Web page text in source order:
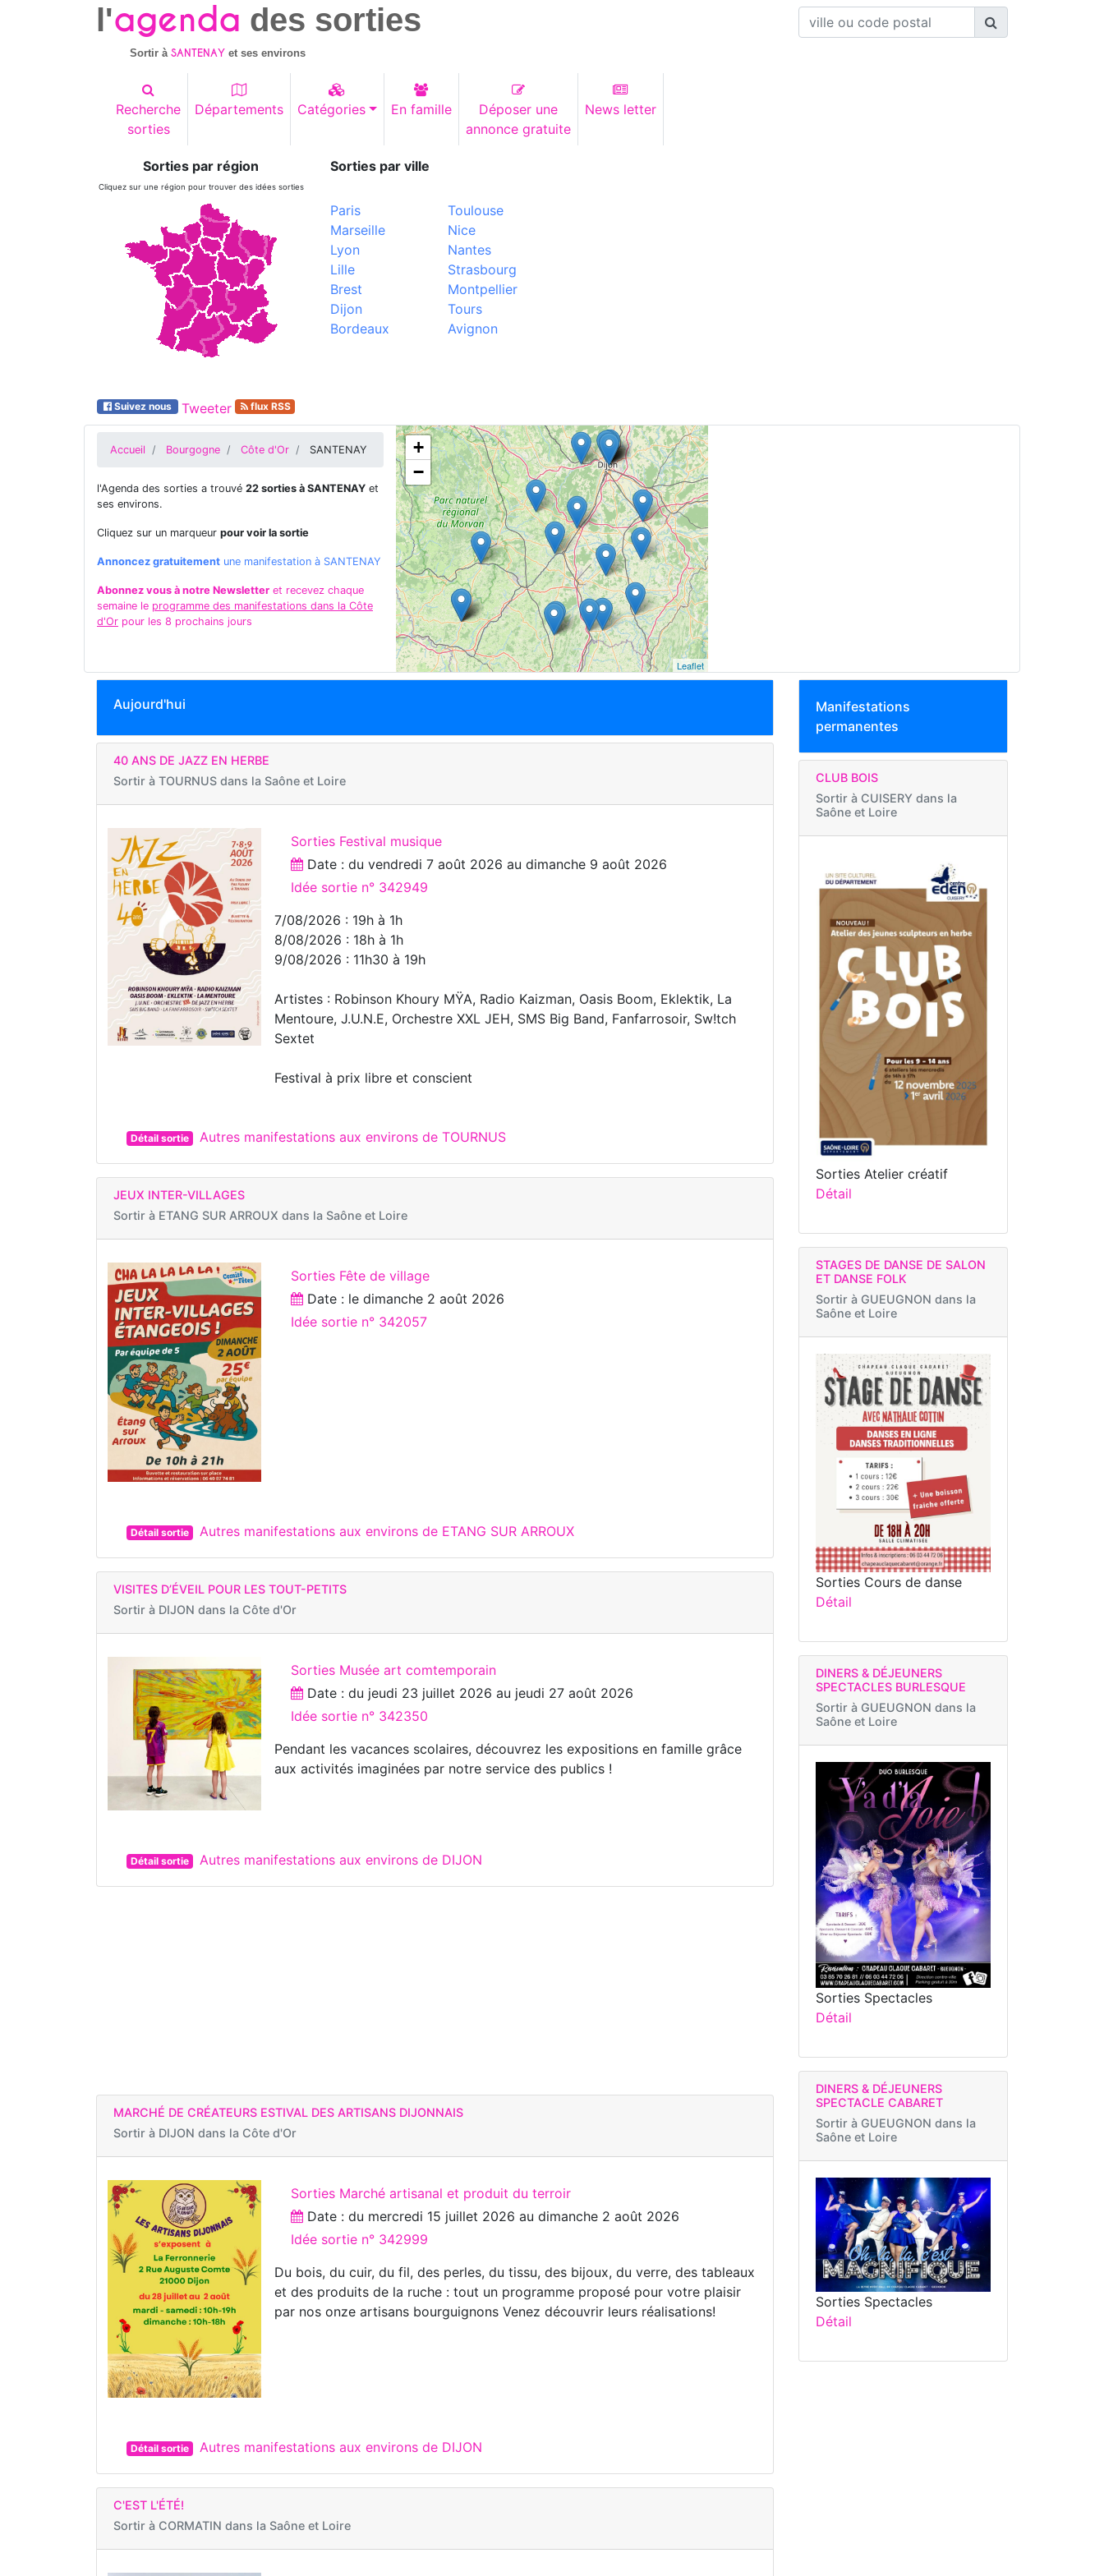
l'agenda des sorties
Sortir àSANTENAY et ses environs
Recherche
sorties
Départements Catégories En famille
Déposer une
annonce gratuite
News letter
Sorties par région
Cliquez sur une région pour trouver des idées sorties
Sorties par ville
Paris
Marseille
Lyon
Lille
Brest
Dijon
Bordeaux
Toulouse
Nice
Nantes
Strasbourg
Montpellier
Tours
Avignon
Suivez nous Tweeter flux RSS
Accueil Bourgogne Côte d'Or SANTENAY
l'Agenda des sorties a trouvé 22 sorties à SANTENAY et
ses environs.
Cliquez sur un marqueur pour voir la sortie
Annoncez gratuitement une manifestation à SANTENAY
Abonnez vous à notre Newsletter et recevez chaque
semaine le programme des manifestations dans la Côte
d'Or pour les 8 prochains jours
+
−
Leaflet
Aujourd'hui
40 ANS DE JAZZ EN HERBE
Sortir à TOURNUS dans la Saône et Loire
Sorties Festival musique
Date : duvendredi 7 août 2026 audimanche 9 août 2026
Idée sortie n° 342949
7/08/2026 : 19h à 1h
8/08/2026 : 18h à 1h
9/08/2026 : 11h30 à 19h
Artistes : Robinson Khoury MŸA, Radio Kaizman, Oasis Boom, Eklektik, La
Mentoure, J.U.N.E, Orchestre XXL JEH, SMS Big Band, Fanfarrosoir, Sw!tch
Sextet
Festival à prix libre et conscient
Détail sortie Autres manifestations aux environs de TOURNUS
JEUX INTER-VILLAGES
Sortir à ETANG SUR ARROUX dans la Saône et Loire
Sorties Fête de village
Date : ledimanche 2 août 2026
Idée sortie n° 342057
Détail sortie Autres manifestations aux environs de ETANG SUR ARROUX
VISITES D’ÉVEIL POUR LES TOUT-PETITS
Sortir à DIJON dans la Côte d'Or
Sorties Musée art comtemporain
Date : du jeudi 23 juillet 2026 au jeudi 27 août 2026
Idée sortie n° 342350
Pendant les vacances scolaires, découvrez les expositions en famille grâce
aux activités imaginées par notre service des publics !
Détail sortie Autres manifestations aux environs de DIJON
MARCHÉ DE CRÉATEURS ESTIVAL DES ARTISANS DIJONNAIS
Sortir à DIJON dans la Côte d'Or
Sorties Marché artisanal et produit du terroir
Date : du mercredi 15 juillet 2026 audimanche 2 août 2026
Idée sortie n° 342999
Du bois, du cuir, du fil, des perles, du tissu, des bijoux, du verre, des tableaux
et des produits de la ruche : tout un programme proposé pour votre plaisir
par nos onze artisans bourguignons Venez découvrir leurs réalisations!
Détail sortie Autres manifestations aux environs de DIJON
C'EST L'ÉTÉ!
Sortir à CORMATIN dans la Saône et Loire
Manifestations
permanentes
CLUB BOIS
Sortir à CUISERY dans la
Saône et Loire
Sorties Atelier créatif
Détail
STAGES DE DANSE DE SALON
ET DANSE FOLK
Sortir à GUEUGNON dans la
Saône et Loire
Sorties Cours de danse
Détail
DINERS & DÉJEUNERS
SPECTACLES BURLESQUE
Sortir à GUEUGNON dans la
Saône et Loire
Sorties Spectacles
Détail
DINERS & DÉJEUNERS
SPECTACLE CABARET
Sortir à GUEUGNON dans la
Saône et Loire
Sorties Spectacles
Détail